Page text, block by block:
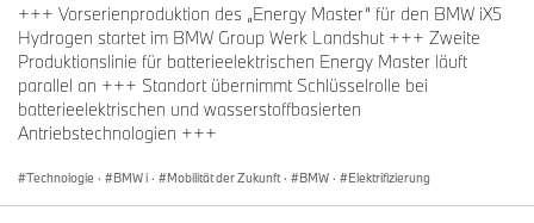
+++ Vorserienproduktion des „Energy Master“ für den BMW iX5
Hydrogen startet im BMW Group Werk Landshut +++ Zweite
Produktionslinie für batterieelektrischen Energy Master läuft
parallel an +++ Standort übernimmt Schlüsselrolle bei
batterieelektrischen und wasserstoffbasierten
Antriebstechnologien +++
Technologie · BMW i · Mobilität der Zukunft · BMW · Elektrifizierung